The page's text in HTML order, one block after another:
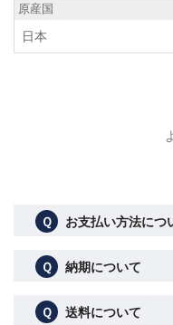
原産国
日本
Ｑ お支払い方法につ
Ｑ 納期について
Ｑ 送料について